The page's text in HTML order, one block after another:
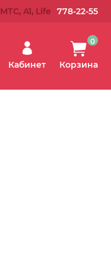
МТС, A1, Life 778-22-55
Кабинет Корзина
0